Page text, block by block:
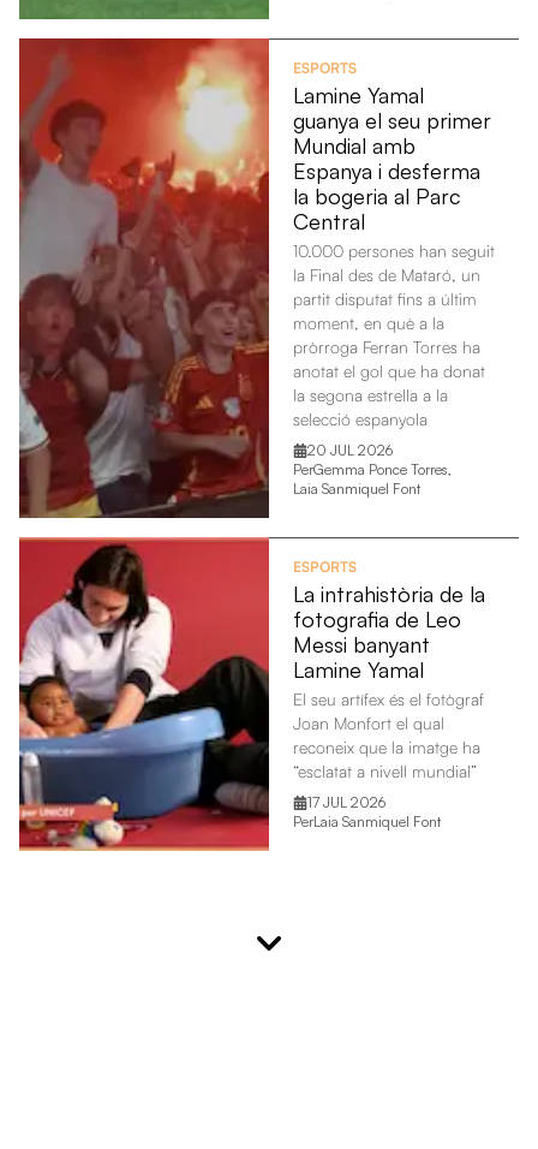
ESPORTS
Lamine Yamal
guanya el seu primer
Mundial amb
Espanya i desferma
la bogeria al Parc
Central
10.000 persones han seguit
la Final des de Mataró, un
partit disputat fins a últim
moment, en què a la
pròrroga Ferran Torres ha
anotat el gol que ha donat
la segona estrella a la
selecció espanyola
20 JUL 2026
PerGemma Ponce Torres,
Laia Sanmiquel Font
ESPORTS
La intrahistòria de la
fotografia de Leo
Messi banyant
Lamine Yamal
El seu artífex és el fotògraf
Joan Monfort el qual
reconeix que la imatge ha
“esclatat a nivell mundial”
17 JUL 2026
PerLaia Sanmiquel Font